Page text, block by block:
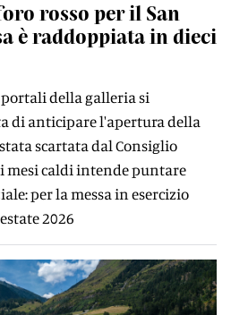
rosso per il San
è raddoppiata in dieci
portali della galleria si
di anticipare l'apertura della
scartata dal Consiglio
mesi caldi intende puntare
per la messa in esercizio
2026